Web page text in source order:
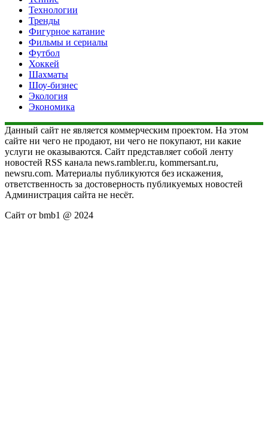
Технологии
Тренды
Фигурное катание
Фильмы и сериалы
Футбол
Хоккей
Шахматы
Шоу-бизнес
Экология
Экономика
Данный сайт не является коммерческим проектом. На этом
сайте ни чего не продают, ни чего не покупают, ни какие
услуги не оказываются. Сайт представляет собой ленту
новостей RSS канала news.rambler.ru, kommersant.ru,
newsru.com. Материалы публикуются без искажения,
ответственность за достоверность публикуемых новостей
Администрация сайта не несёт.
Сайт от bmb1 @ 2024